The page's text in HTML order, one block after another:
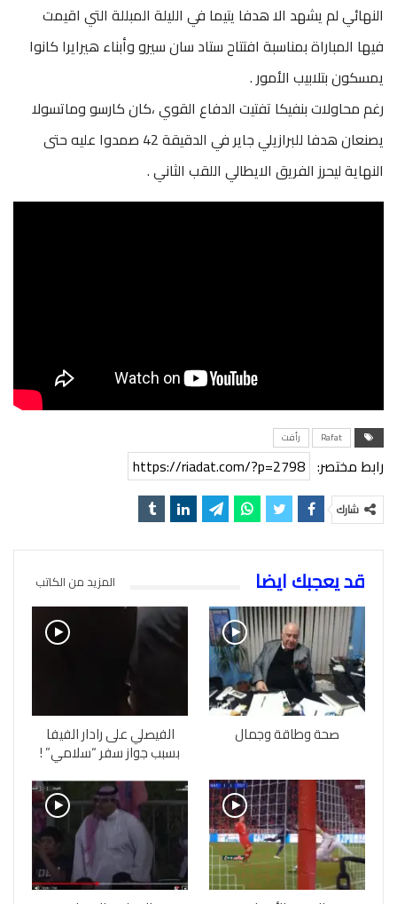
النهائي لم يشهد الا هدفا يتيما في الليلة المبللة التي اقيمت
فيها المباراة بمناسبة افتتاح ستاد سان سيرو وأبناء هيرايرا كانوا
يمسكون بتلابيب الأمور .
رغم محاولات بنفيكا تفتيت الدفاع القوي ،كان كارسو وماتسولا
يصنعان هدفا للبرازيلي جاير في الدقيقة 42 صمدوا عليه حتى
النهاية ليحرز الفريق الايطالي اللقب الثاني .
Rafat رأفت
رابط مختصر: https://riadat.com/?p=2798
شارك
قد يعجبك ايضا المزيد من الكاتب
صحة وطاقة وجمال الفيصلي على رادار الفيفا
بسبب جواز سفر “سلامي” !